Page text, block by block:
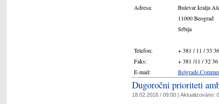
Adresa:
Bulevar kralja
11000 Beograd
Srbija
Telefon:
+ 381 / 11 / 33
Faks:
+ 381 /11 / 32
E-mail:
Dugoročni prioriteti
18.02.2016 / 09:00 | Aktualizováno: